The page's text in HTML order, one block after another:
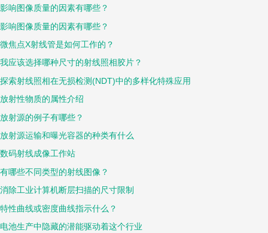
影响图像质量的因素有哪些？
影响图像质量的因素有哪些？
微焦点X射线管是如何工作的？
我应该选择哪种尺寸的射线照相胶片？
探索射线照相在无损检测(NDT)中的多样化特殊应用
放射性物质的属性介绍
放射源的例子有哪些？
放射源运输和曝光容器的种类有什么
数码射线成像工作站
有哪些不同类型的射线图像？
消除工业计算机断层扫描的尺寸限制
特性曲线或密度曲线指示什么？
电池生产中隐藏的潜能驱动着这个行业